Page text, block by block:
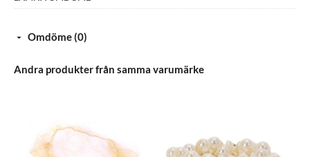
Omdöme (0)
Andra produkter från samma varumärke